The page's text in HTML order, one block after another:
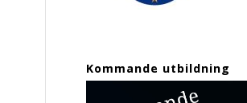
Kommande utbildning